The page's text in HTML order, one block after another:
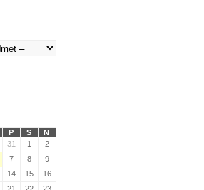
P S
N
31 1
2
7 8
9
14 15
16